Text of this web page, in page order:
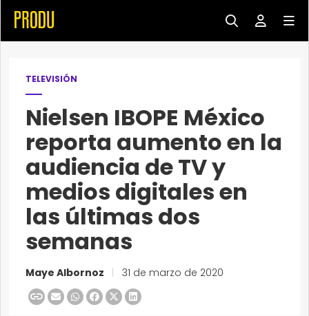
TELEVISIÓN
Nielsen IBOPE México
reporta aumento en la
audiencia de TV y
medios digitales en
las últimas dos
semanas
Maye Albornoz 31 de marzo de 2020